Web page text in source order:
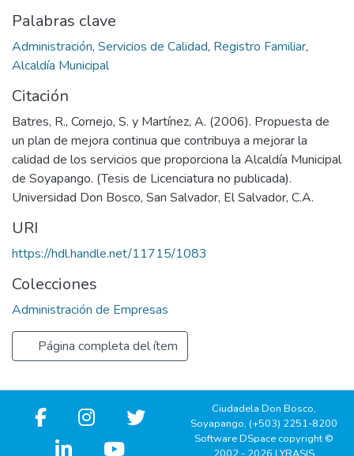
Palabras clave
Administración, Servicios de Calidad, Registro Familiar,
Alcaldía Municipal
Citación
Batres, R., Cornejo, S. y Martínez, A. (2006). Propuesta de
un plan de mejora continua que contribuya a mejorar la
calidad de los servicios que proporciona la Alcaldía Municipal
de Soyapango. (Tesis de Licenciatura no publicada).
Universidad Don Bosco, San Salvador, El Salvador, C.A.
URI
https://hdl.handle.net/11715/1083
Colecciones
Administración de Empresas
Página completa del ítem
Ciudadela Don Bosco,
Soyapango, (+503) 2251-8200
Software DSpace copyright ©